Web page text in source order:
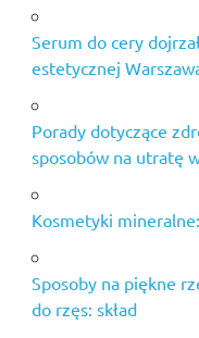
mokotów
salon
pedicure
Warszawie
salon spa
warszawa
serum
do cery
stoliki
fryzjerskie
Serum do cery
estetycznej
Porady dotyczące
sposobów na utratę
Kosmetyki
Sposoby na piękne
do rzęs: skład